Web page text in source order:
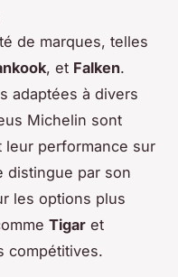
de marques, telles
, et Falken.
adaptées à divers
Michelin sont
performance sur
distingue par son
les options plus
Tigar et
compétitives.